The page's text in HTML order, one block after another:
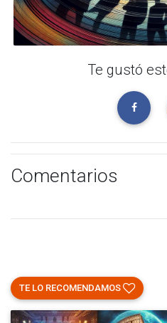
Te gustó
Comentarios
TE LO RECOMENDAMOS